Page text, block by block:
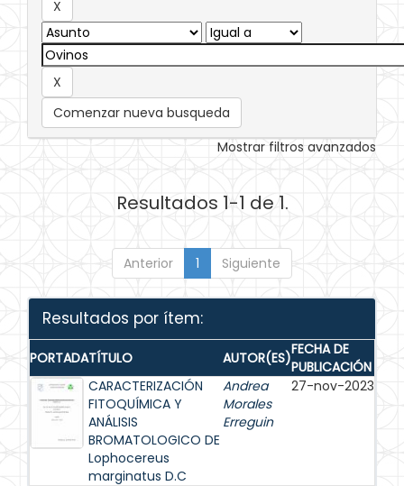
Comenzar nueva busqueda
Mostrar filtros avanzados
Resultados 1-1 de 1.
Anterior 1 Siguiente
Resultados por ítem:
PORTADATÍTULO AUTOR(ES)FECHA DE
PUBLICACIÓN
CARACTERIZACIÓN
FITOQUÍMICA Y
ANÁLISIS
BROMATOLOGICO DE
Lophocereus
marginatus D.C
Andrea
Morales
Erreguin
27-nov-2023